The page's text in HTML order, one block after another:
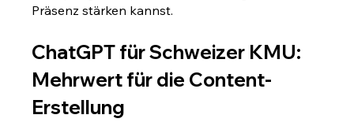
Präsenz stärken kannst.
ChatGPT für Schweizer KMU:
Mehrwert für die Content-
Erstellung